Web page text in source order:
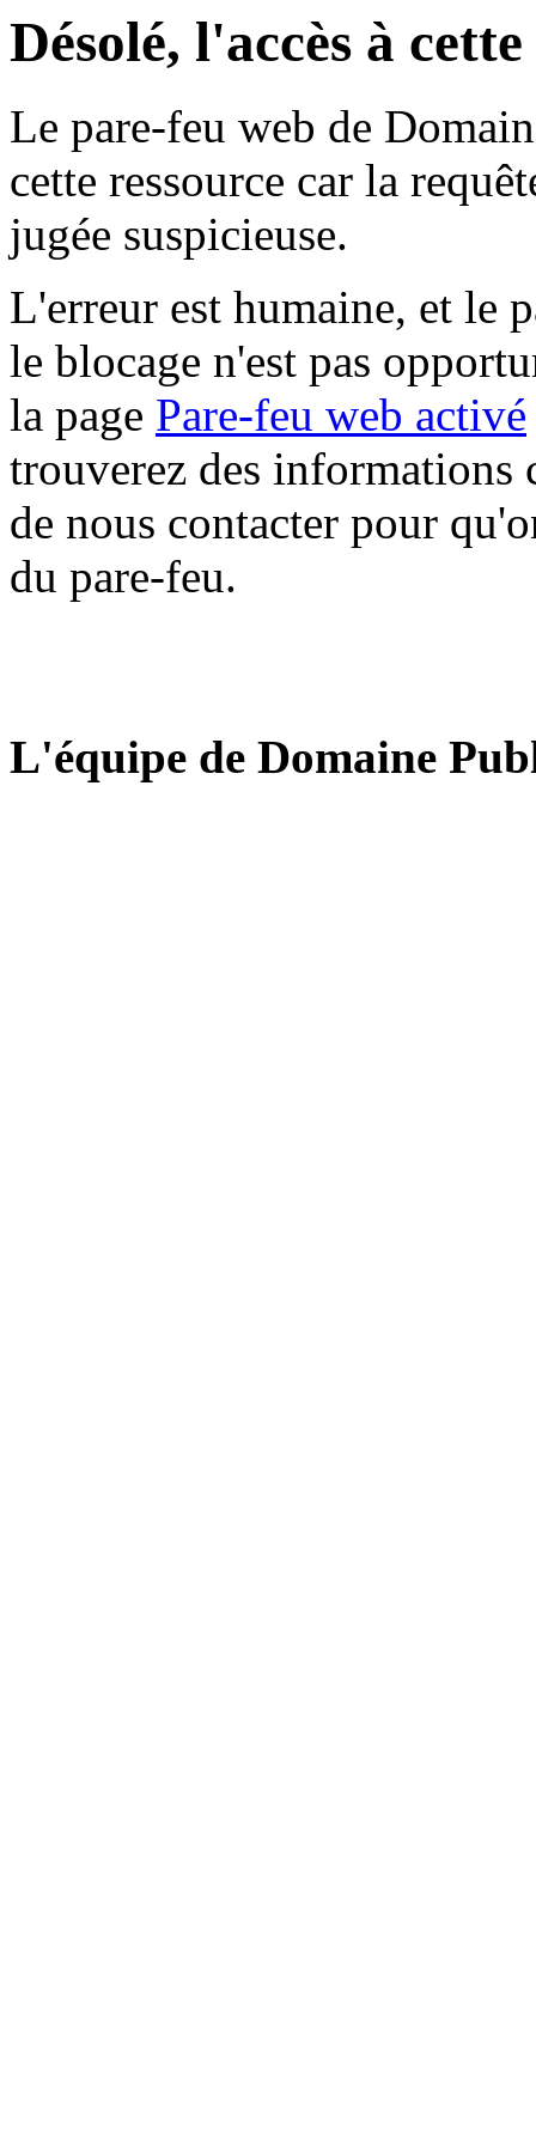
Désolé, l'accès à
Le pare-feu web de
cette ressource car la
jugée suspicieuse.
L'erreur est humaine, et le
le blocage n'est pas
la page Pare-feu web activé
trouverez des informations
de nous contacter pour
du pare-feu.
L'équipe de Domaine